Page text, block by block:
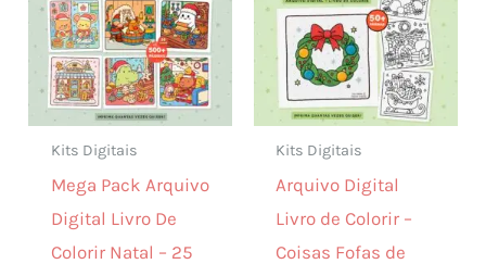
Kits Digitais
Mega Pack Arquivo
Digital Livro De
Colorir Natal – 25
Kits Digitais
Arquivo Digital
Livro de Colorir –
Coisas Fofas de